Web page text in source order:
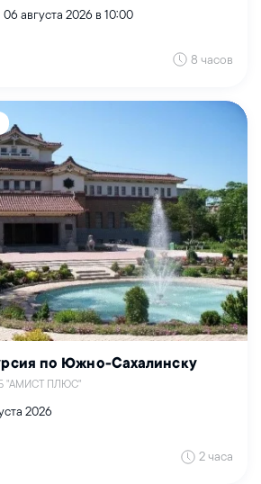
06 августа 2026 в 10:00
8 часов
по Южно-Сахалинску
"АМИСТ ПЛЮС"
2026
2 часа